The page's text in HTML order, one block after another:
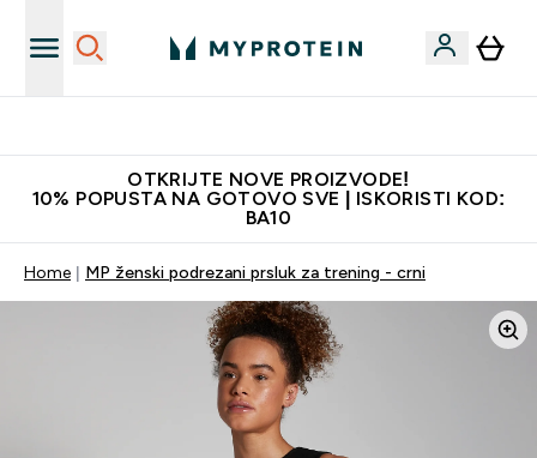
OTKRIJTE NOVE PROIZVODE!
10% POPUSTA NA GOTOVO SVE | ISKORISTI KOD:
BA10
Home MP ženski podrezani prsluk za trening - crni